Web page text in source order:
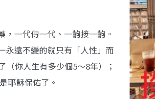
一代傳一代、一齣接一齣。
永遠不變的就只有「人性」而
你人生有多少個5～8年）；
耶穌保佑了。